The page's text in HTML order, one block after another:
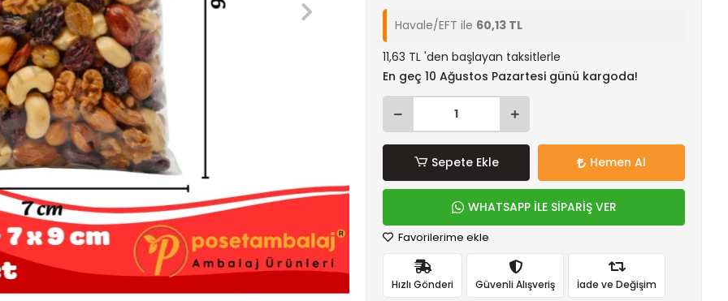
Havale/EFT ile 60,13 TL
11,63 TL 'den başlayan taksitlerle
En geç 10 Ağustos Pazartesi günü kargoda!
Sepete Ekle Hemen Al
WHATSAPP İLE SİPARİŞ VER
Favorilerime ekle
Hızlı Gönderi Güvenli Alışveriş İade ve Değişim